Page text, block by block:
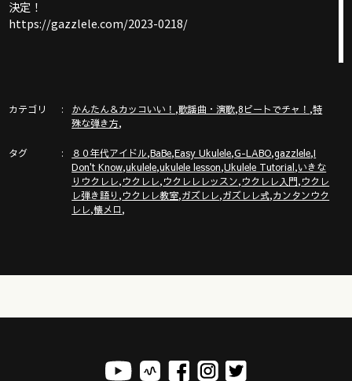
決定！
https://gazzlele.com/2023-0218/
https://gazzlele.com/shop
Amazonにて大好評販売中「ガズのはじめてウクレレ」
https://youtu.be/p-gFoETga0A
カテゴリ かんたん＆カッコいい！ ,歌謡曲・演歌,8ビートでチャ！ ,特
殊な弾き方,
タグ ８０年代アイドル,BaBe,Easy Ukulele,G-LABO,gazzlele,I
Don't Know,ukulele,ukulele lesson,Ukulele Tutorial,いきな
りウクレレ,ウクレレ,ウクレレレッスン,ウクレレ入門,ウクレ
レ弾き語り ,ウクレレ教室,ガズレレ,ガズレレ式,カンタンウク
レレ,懐メロ,